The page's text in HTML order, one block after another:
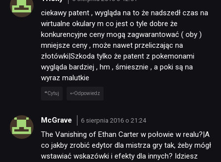
ciekawy patent , wygląda na to że nadszedł czas na
wirtualne okulary m co jest o tyle dobre że
konkurencyjne ceny mogą zagwarantować ( oby )
mniejsze ceny , może nawet przeliczając na
złotówki|Szkoda tylko że patent z pokemonami
wygląda bardziej , hm , śmiesznie , a poki są na
wyraz malutkie
Cytuj Odpowiedz
McGrave 6 sierpnia 2016 o 21:24
The Vanishing of Ethan Carter w połowie w realu?|A
co jakby zrobić edytor dla mistrza gry tak, żeby mógł
wstawiać wskazówki i efekty dla innych? Idziesz